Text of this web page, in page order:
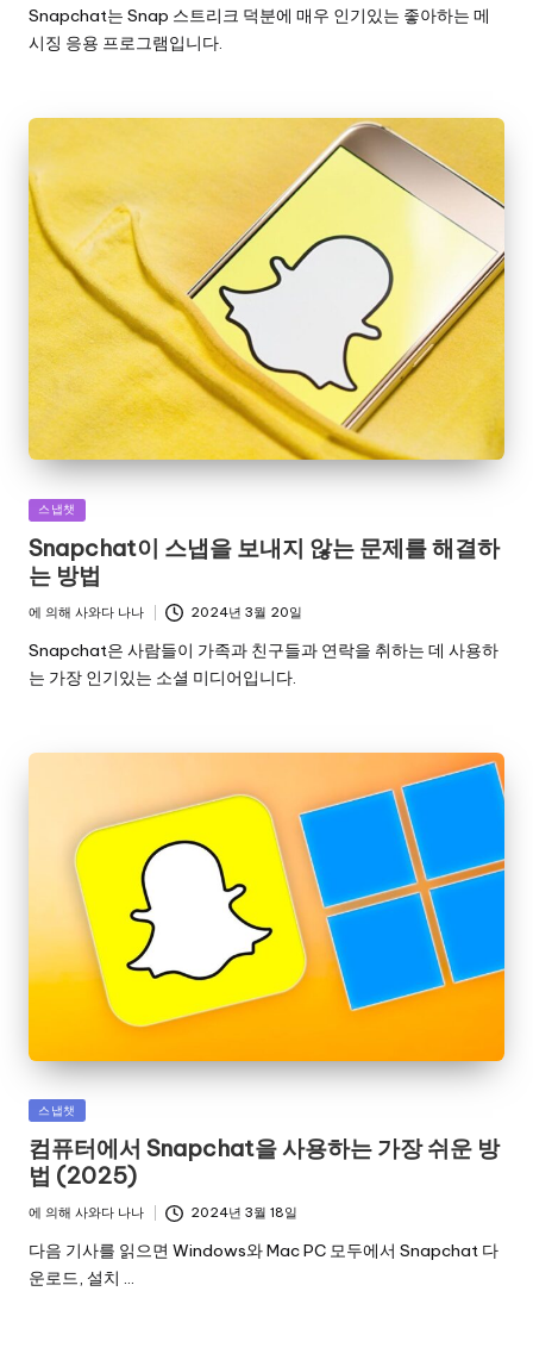
자
Snapchat는 Snap 스트리크 덕분에 매우 인기있는 좋아하는 메
시징 응용 프로그램입니다.
게
됨
스냅챗
Snapchat이 스냅을 보내지 않는 문제를 해결하
는 방법
게
자
에 의해 사와다 나나 2024년 3월 20일
Snapchat은 사람들이 가족과 친구들과 연락을 취하는 데 사용하
는 가장 인기있는 소셜 미디어입니다.
게
됨
스냅챗
컴퓨터에서 Snapchat을 사용하는 가장 쉬운 방
법 (2025)
게
자
에 의해 사와다 나나 2024년 3월 18일
다음 기사를 읽으면 Windows와 Mac PC 모두에서 Snapchat 다
운로드, 설치 ...